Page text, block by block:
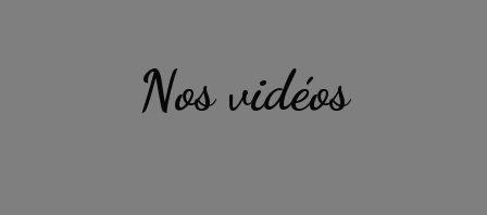
Nos vidéos